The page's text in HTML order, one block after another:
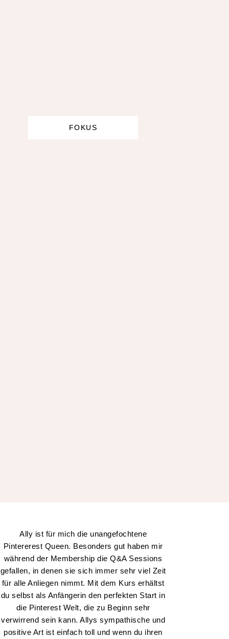
FOKUS
Ally ist für mich die unangefochtene
Pintererest Queen. Besonders gut haben mir
während der Membership die Q&A Sessions
gefallen, in denen sie sich immer sehr viel Zeit
für alle Anliegen nimmt. Mit dem Kurs erhältst
du selbst als Anfängerin den perfekten Start in
die Pinterest Welt, die zu Beginn sehr
verwirrend sein kann. Allys sympathische und
positive Art ist einfach toll und wenn du ihren